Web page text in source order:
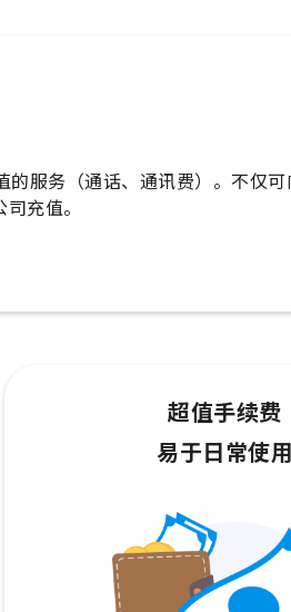
服务（通话、通讯费）。不仅可
充值。
超值手续费
易于日常使用